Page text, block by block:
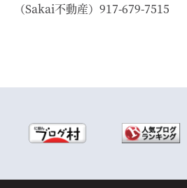
（Sakai不動産）917-679-7515